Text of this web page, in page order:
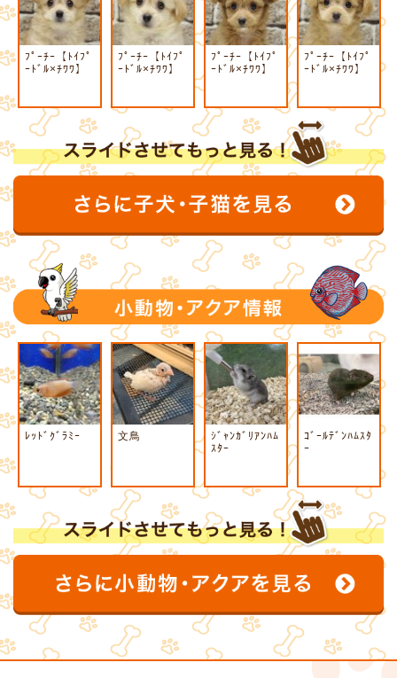
ﾌﾟｰﾁｰ【ﾄｲﾌﾟ
ｰﾄﾞﾙ×ﾁﾜﾜ】
ﾌﾟｰﾁｰ【ﾄｲﾌﾟ
ｰﾄﾞﾙ×ﾁﾜﾜ】
ﾌﾟｰﾁｰ【ﾄｲﾌﾟ
ｰﾄﾞﾙ×ﾁﾜﾜ】
ﾌﾟｰﾁｰ【ﾄｲﾌﾟ
ｰﾄﾞﾙ×ﾁﾜﾜ】
ﾚｯﾄﾞｸﾞﾗﾐｰ 文鳥
ｼﾞｬﾝｶﾞﾘｱﾝﾊﾑ
ｽﾀｰ
ｺﾞｰﾙﾃﾞﾝﾊﾑｽﾀ
ｰ